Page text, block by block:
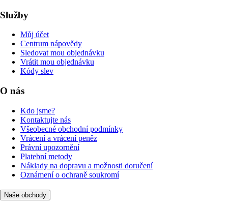
Služby
Můj účet
Centrum nápovědy
Sledovat mou objednávku
Vrátit mou objednávku
Kódy slev
O nás
Kdo jsme?
Kontaktujte nás
Všeobecné obchodní podmínky
Vrácení a vrácení peněz
Právní upozornění
Platební metody
Náklady na dopravu a možnosti doručení
Oznámení o ochraně soukromí
Naše obchody